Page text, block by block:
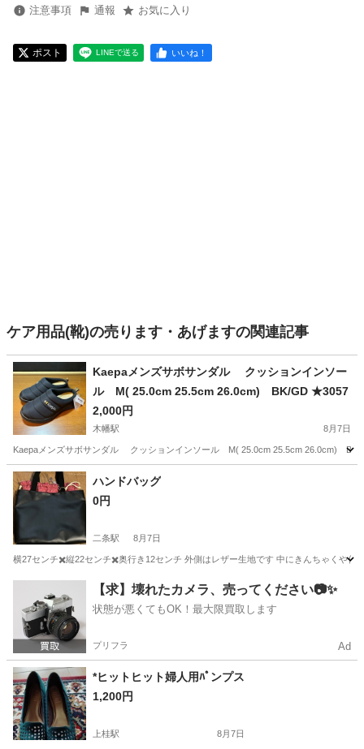
注意事項 通報 お気に入り
ポスト LINEで送る いいね！
ケア用品(靴)の売ります・あげますの関連記事
Kaepaメンズサボサンダル クッションインソー
ル M( 25.0cm 25.5cm 26.0cm) BK/GD ★3057
2,000円
木幡駅 8月7日
Kaepaメンズサボサンダル クッションインソール M( 25.0cm 25.5cm 26.0cm) BK/
京都 京都市 木幡駅 靴
ハンドバッグ
0円
二条駅 8月7日
横27センチ✖️縦22センチ✖️奥行き12センチ 外側はレザー生地です 中にきんちゃくや仕
二条駅 バッグ
【求】壊れたカメラ、売ってください📷✨
状態が悪くてもOK！最大限買取します
プリフラ Ad
*ヒットヒット婦人用ﾊﾟンプス
1,200円
上桂駅 8月7日